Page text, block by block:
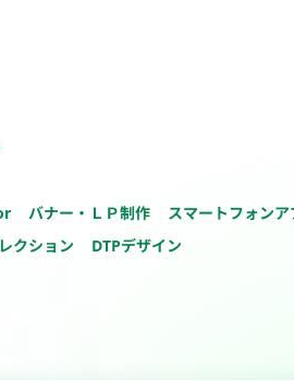
バナー・ＬＰ制作 スマートフォン
クション DTPデザイン